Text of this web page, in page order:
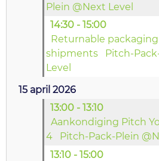
Plein @Next Level
14:30 - 15:00
Returnable packaging
shipments
Pitch-
Level
15 april 2026
13:00 - 13:10
Aankondiging Pitch
4
Pitch-Pack-Plein
13:10 - 15:00